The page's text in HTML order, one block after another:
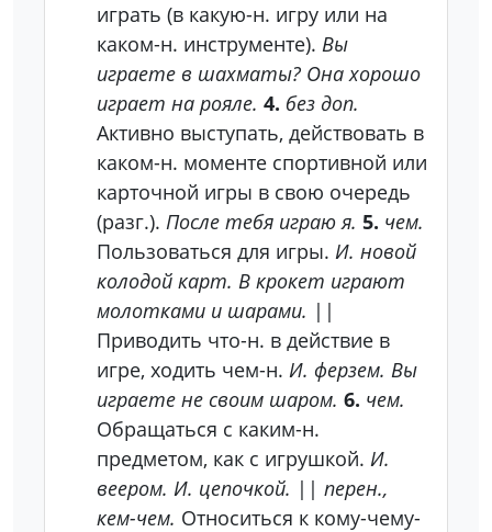
играть (в какую-н. игру или на
каком-н. инструменте). Вы
играете в шахматы? Она хорошо
играет на рояле. 4. без доп.
Активно выступать, действовать в
каком-н. моменте спортивной или
карточной игры в свою очередь
(разг.). После тебя играю я. 5. чем.
Пользоваться для игры. И. новой
колодой карт. В крокет играют
молотками и шарами. ||
Приводить что-н. в действие в
игре, ходить чем-н. И. ферзем. Вы
играете не своим шаром. 6. чем.
Обращаться с каким-н.
предметом, как с игрушкой. И.
веером. И. цепочкой. || перен.,
кем-чем. Относиться к кому-чему-